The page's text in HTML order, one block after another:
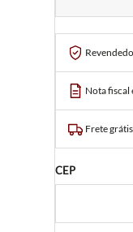
Nota
Frete
CEP